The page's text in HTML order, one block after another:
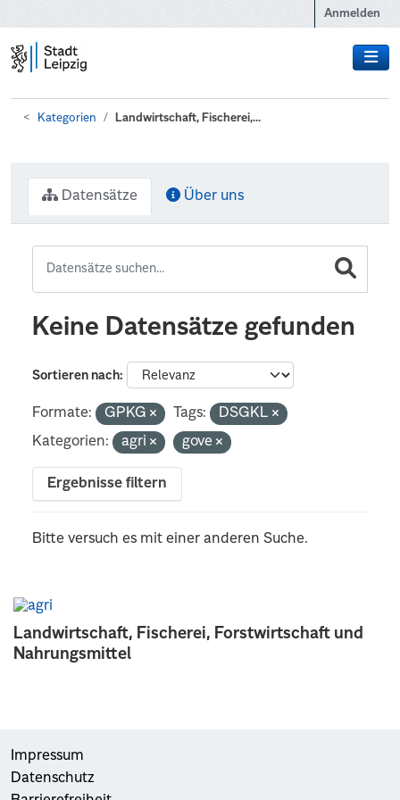
Anmelden
Kategorien Landwirtschaft, Fischerei,...
Landwirtschaft, Fischerei, Forstwirtschaft und
Nahrungsmittel
Datensätze Über uns
Keine Datensätze gefunden
Sortieren nach
Formate: GPKG Tags:
DSGKL
Kategorien:
agri gove
Ergebnisse filtern
Bitte versuch es mit einer anderen Suche.
Impressum
Datenschutz